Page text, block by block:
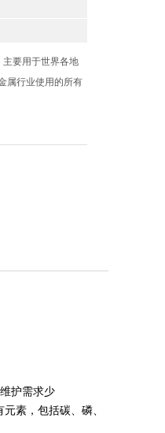
要用于世界各地
属行业使用的所有
护需求少
素，包括碳、磷、